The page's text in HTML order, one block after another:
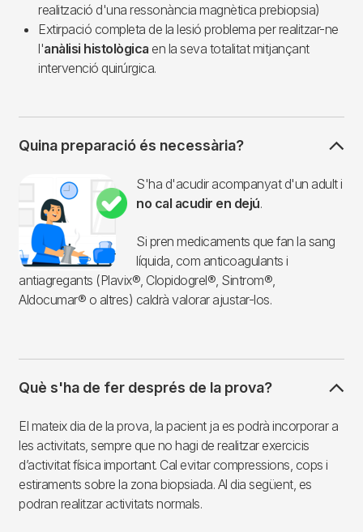
realització d'una ressonància magnètica prebiopsia)
Extirpació completa de la lesió problema per realitzar-ne
l'anàlisi histològica en la seva totalitat mitjançant
intervenció quirúrgica.
Quina preparació és necessària?
Imagen
S'ha d'acudir acompanyat d'un adult i
no cal acudir en dejú.
Si pren medicaments que fan la sang
líquida, com anticoagulants i
antiagregants (Plavix®, Clopidogrel®, Sintrom®,
Aldocumar® o altres) caldrà valorar ajustar-los.
Què s'ha de fer després de la prova?
El mateix dia de la prova, la pacient ja es podrà incorporar a
les activitats, sempre que no hagi de realitzar exercicis
d’activitat física important. Cal evitar compressions, cops i
estiraments sobre la zona biopsiada. Al dia següent, es
podran realitzar activitats normals.